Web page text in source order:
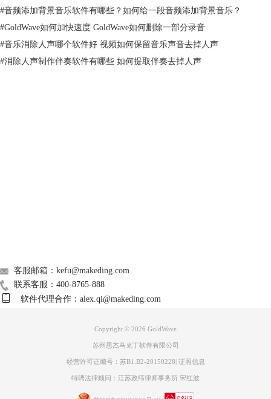
3、闪电音频格式转换器
闪电音频格式转换器是一款多功能的音乐音频转换软件，有音频格式转
这是一款和goldwave一样也是专业的音频处理软件，支持跨平台运行，支
持绝大多数音频格式的相互转换。
#音频添加背景音乐软件有哪些？如何给一段音频添加背景音乐？
#GoldWave如何加快速度 GoldWave如何删除一部分录音
#音乐消除人声哪个软件好 视频如何保留音乐声音去掉人声
#消除人声制作伴奏软件有哪些 如何提取伴奏去掉人声
客服邮箱：kefu@makeding.com
联系客服：400-8765-888
软件代理合作：alex.qi@makeding.com
Copyright © 2026 GoldWave
苏州思杰马克丁软件有限公司
经营许可证编号：苏B1.B2-20150228| 证照信息
特聘法律顾问：江苏政纬律师事务所 宋红波